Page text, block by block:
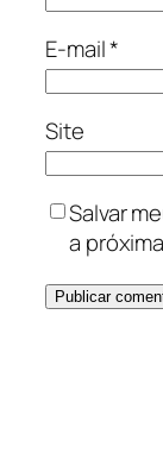
E-mail*
Site
Salvar
a